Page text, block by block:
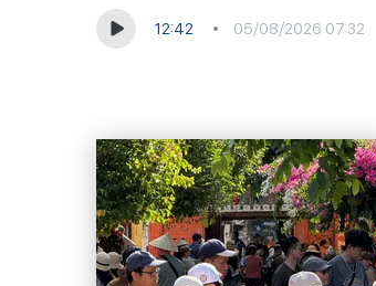
12:42 05/08/2026 07:32